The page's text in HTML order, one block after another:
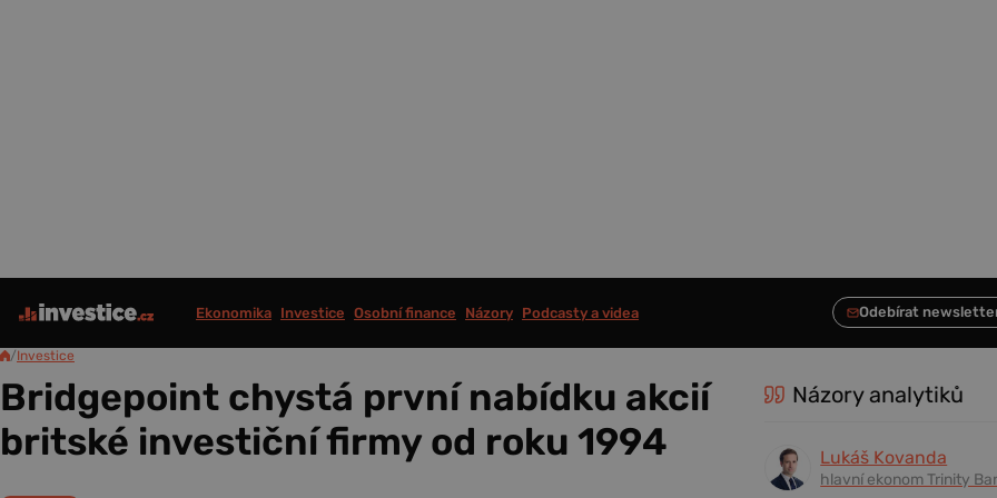
Ekonomika Investice Osobní finance Názory Podcasty a videa
/Investice
Bridgepoint chystá první nabídku akcií
britské investiční firmy od roku 1994
Názory analytiků
Lukáš Kovanda
hlavní ekonom Trinity